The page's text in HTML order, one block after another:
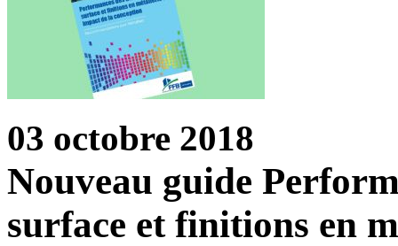
03 octobre 2018
Nouveau guide
surface et finitions en